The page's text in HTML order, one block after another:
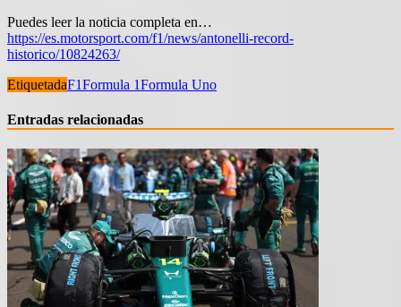
Puedes leer la noticia completa en…
https://es.motorsport.com/f1/news/antonelli-record-
historico/10824263/
EtiquetadaF1Formula 1Formula Uno
Entradas relacionadas